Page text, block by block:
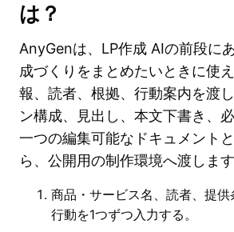
は？
AnyGenは、LP作成 AIの前段に
成づくりをまとめたいときに使
報、読者、根拠、行動案内を渡
ン構成、見出し、本文下書き、
一つの編集可能なドキュメント
ら、公開用の制作環境へ渡します
商品・サービス名、読者、提
行動を1つずつ入力する。